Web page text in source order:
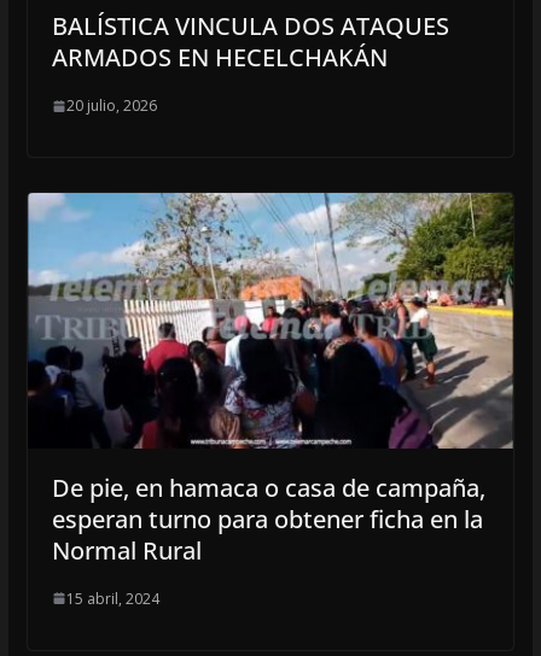
BALÍSTICA VINCULA DOS ATAQUES
ARMADOS EN HECELCHAKÁN
20 julio, 2026
De pie, en hamaca o casa de campaña,
esperan turno para obtener ficha en la
Normal Rural
15 abril, 2024